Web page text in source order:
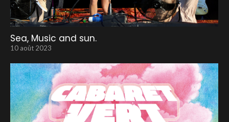
Sea, Music and sun.
10 août 2023